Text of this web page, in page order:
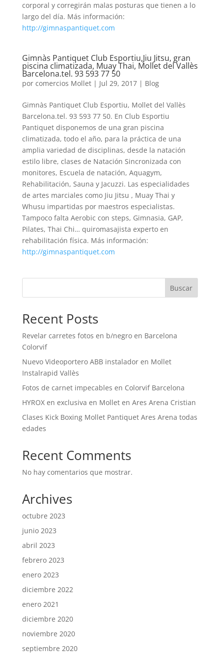
corporal y corregirán malas posturas que tienen a lo
largo del día. Más información:
http://gimnaspantiquet.com
Gimnàs Pantiquet Club Esportiu,Jiu Jitsu, gran
piscina climatizada, Muay Thai, Mollet del Vallès
Barcelona.tel. 93 593 77 50
por comercios Mollet| Jul 29, 2017| Blog
Gimnàs Pantiquet Club Esportiu, Mollet del Vallès
Barcelona.tel. 93 593 77 50. En Club Esportiu
Pantiquet disponemos de una gran piscina
climatizada, todo el año, para la práctica de una
amplia variedad de disciplinas, desde la natación
estilo libre, clases de Natación Sincronizada con
monitores, Escuela de natación, Aquagym,
Rehabilitación, Sauna y Jacuzzi. Las especialidades
de artes marciales como Jiu Jitsu , Muay Thai y
Whusu impartidas por maestros especialistas.
Tampoco falta Aerobic con steps, Gimnasia, GAP,
Pilates, Thai Chi… quiromasajista experto en
rehabilitación física. Más información:
http://gimnaspantiquet.com
Buscar
Recent Posts
Revelar carretes fotos en b/negro en Barcelona
Colorvif
Nuevo Videoportero ABB instalador en Mollet
Instalrapid Vallès
Fotos de carnet impecables en Colorvif Barcelona
HYROX en exclusiva en Mollet en Ares Arena Cristian
Clases Kick Boxing Mollet Pantiquet Ares Arena todas
edades
Recent Comments
No hay comentarios que mostrar.
Archives
octubre 2023
junio 2023
abril 2023
febrero 2023
enero 2023
diciembre 2022
enero 2021
diciembre 2020
noviembre 2020
septiembre 2020